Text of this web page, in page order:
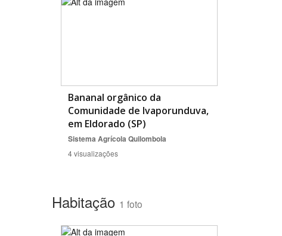
Bananal orgânico da
Comunidade de Ivaporunduva,
em Eldorado (SP)
Sistema Agrícola Quilombola
4 visualizações
Habitação 1 foto